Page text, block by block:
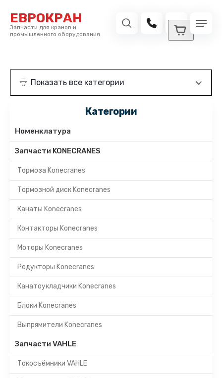
ЕВРОКРАН
Запчасти для кранов и
промышленного оборудования
Категории
Номенклатура
Запчасти KONECRANES
Тормоза Konecranes
Тормозной диск Konecranes
Канаты Konecranes
Контакторы Konecranes
Моторы Konecranes
Редукторы Konecranes
Канатоукладчики Konecranes
Блоки Konecranes
Выпрямители Konecranes
Запчасти VAHLE
Токосъёмники VAHLE